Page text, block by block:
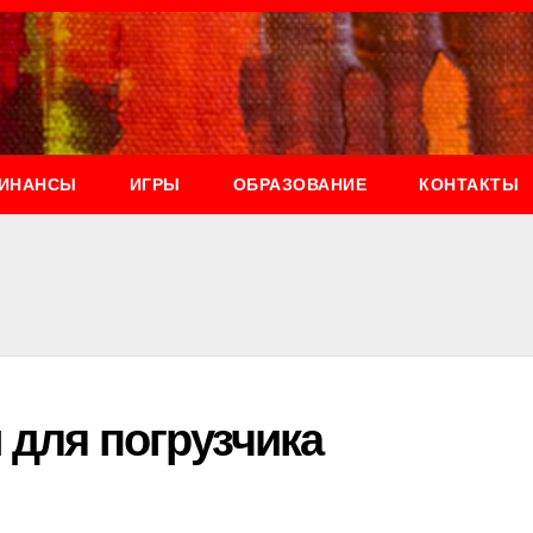
ИГРЫ ОБРАЗОВАНИЕ КОНТАКТЫ
погрузчика